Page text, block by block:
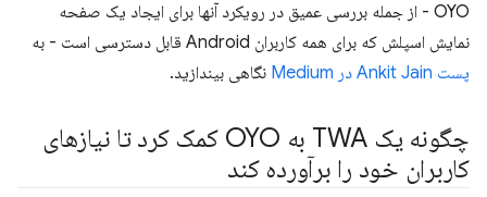
OYO - از جمله بررسی عمیق در رویکرد آنها برای ایجاد یک صفحه
نمایش اسپلش که برای همه کاربران Android قابل دسترسی است - به
پست Ankit Jain در Medium
نگاهی بیندازید.
چگونه یک TWA به OYO کمک کرد تا نیازهای
کاربران خود را برآورده کند